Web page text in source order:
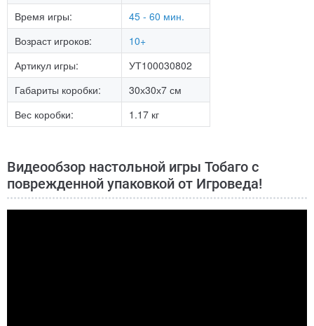
Время игры:
45 - 60 мин.
Возраст игроков:
10+
Артикул игры:
УТ100030802
Габариты коробки:
30х30х7 см
Вес коробки:
1.17 кг
Видеообзор настольной игры Тобаго с
поврежденной упаковкой от Игроведа!